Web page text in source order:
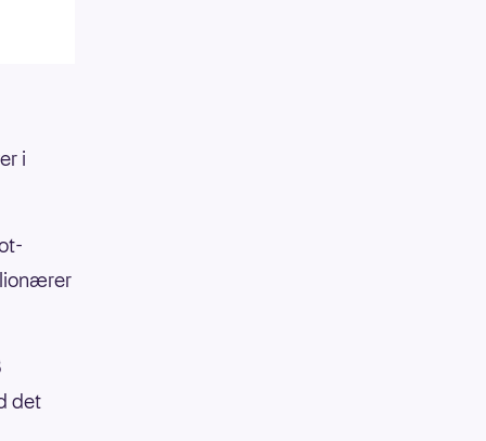
i
det